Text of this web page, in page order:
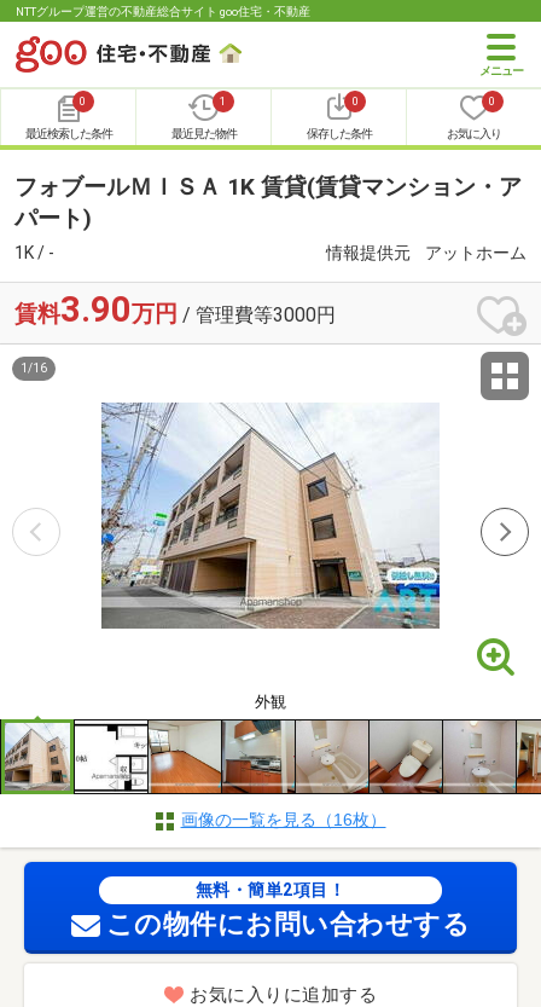
NTTグループ運営の不動産総合サイト goo住宅・不動産
0
最近検索した条件
1
最近見た物件
0
保存した条件
0
お気に入り
フォブールＭＩＳＡ 1K 賃貸(賃貸マンション・ア
パート)
1K / - 情報提供元 アットホーム
賃料3.90万円 / 管理費等3000円
外観
1 /16
画像の一覧を見る（16枚）
無料・簡単2項目！
この物件にお問い合わせする
お気に入りに追加する